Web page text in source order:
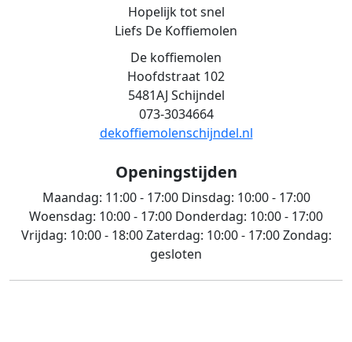
Hopelijk tot snel
Liefs De Koffiemolen
De koffiemolen
Hoofdstraat 102
5481AJ Schijndel
073-3034664
dekoffiemolenschijndel.nl
Openingstijden
Maandag: 11:00 - 17:00Dinsdag: 10:00 - 17:00
Woensdag: 10:00 - 17:00 Donderdag: 10:00 - 17:00
Vrijdag: 10:00 - 18:00Zaterdag: 10:00 - 17:00Zondag:
gesloten